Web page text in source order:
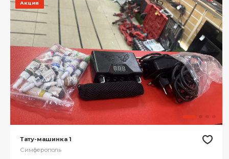
Акция
Тату-машинка 1
Симферополь